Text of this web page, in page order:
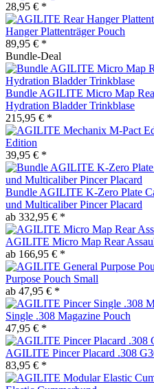
28,95 € *
Hanger Plattenträger Pouch
89,95 € *
Bundle-Deal
Bundle AGILITE Micro Map
Hydration Bladder Trinkblase
215,95 € *
Edition
39,95 € *
Bundle AGILITE K-Zero Plate
und Multicaliber Pincer Placard
ab 332,95 € *
AGILITE Micro Map Rear
ab 166,95 € *
Purpose Pouch Small
ab 47,95 € *
Single .308 Magazine Pouch
47,95 € *
AGILITE Pincer Placard .308
83,95 € *